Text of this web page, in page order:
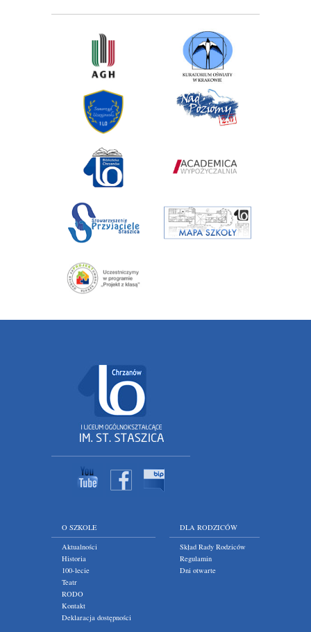
O SZKOLE
Aktualności
Historia
100-lecie
Teatr
RODO
Kontakt
Deklaracja dostępności
DLA RODZICÓW
Skład Rady Rodziców
Regulamin
Dni otwarte